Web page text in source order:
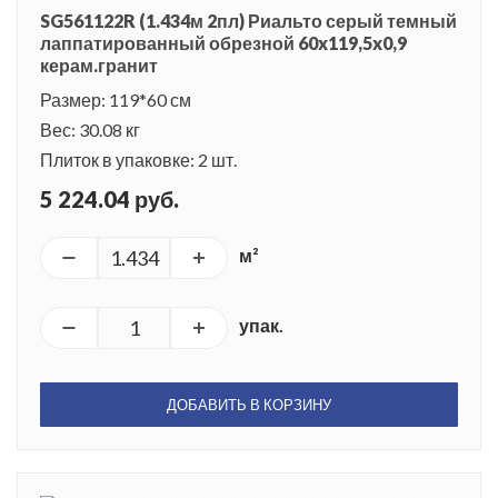
SG561122R (1.434м 2пл) Риальто серый темный
лаппатированный обрезной 60x119,5x0,9
керам.гранит
Размер: 119*60 см
Вес: 30.08 кг
Плиток в упаковке: 2 шт.
5 224.04 руб.
м²
упак.
ДОБАВИТЬ В КОРЗИНУ